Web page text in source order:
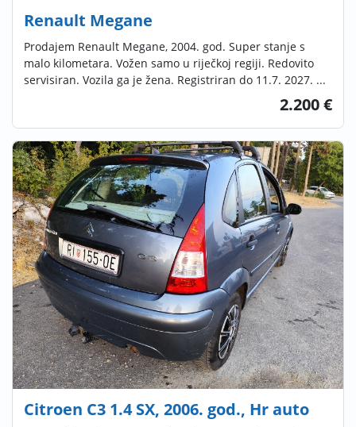
Renault Megane
Prodajem Renault Megane, 2004. god. Super stanje s
malo kilometara. Vožen samo u riječkoj regiji. Redovito
servisiran. Vozila ga je žena. Registriran do 11.7. 2027. ...
2.200 €
Citroen C3 1.4 SX, 2006. god., Hr auto